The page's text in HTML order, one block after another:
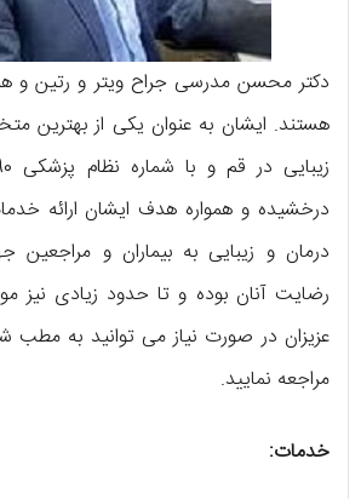
دکتر محسن مدرسی جراح ویتر و رتین و
هستند. ایشان به عنوان یکی از
درخشیده و همواره هدف ایشان ارائه
درمان و زیبایی به بیماران و
رضایت آنان بوده و تا حدود زیادی نیز
عزیزان در صورت نیاز می توانید به
مراجعه نمایید.
خدمات: